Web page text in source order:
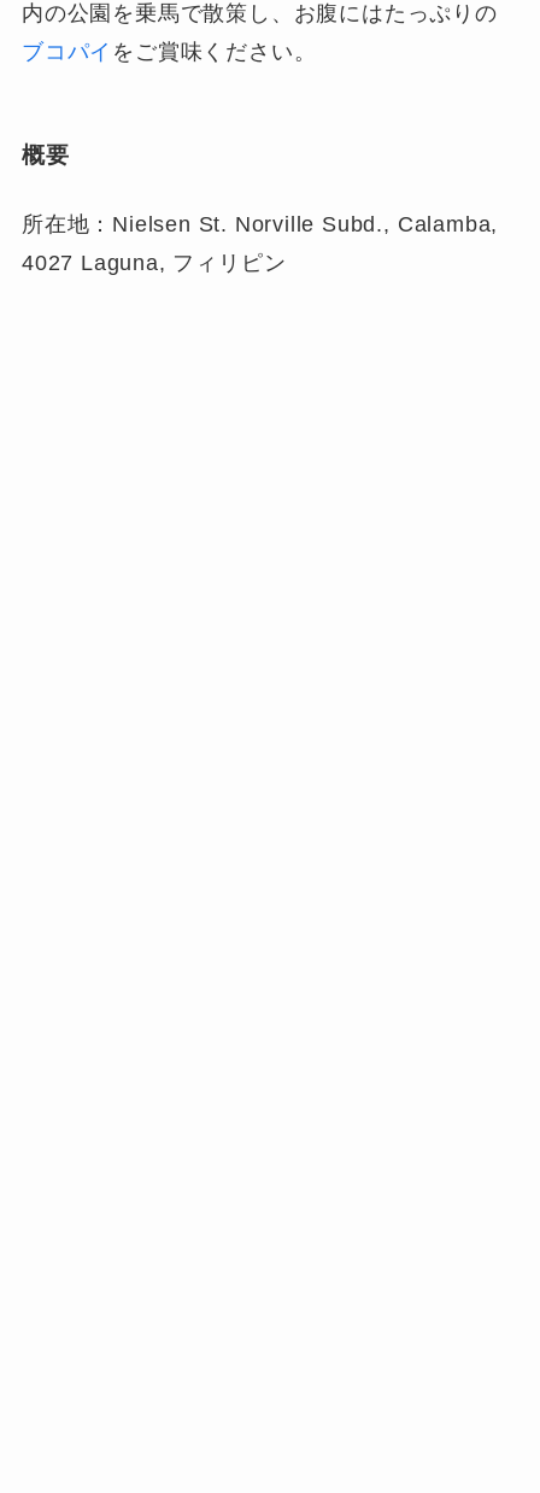
内の公園を乗馬で散策し、お腹にはたっぷりの
ブコパイ をご賞味ください。
概要
所在地：Nielsen St. Norville Subd., Calamba,
4027 Laguna, フィリピン